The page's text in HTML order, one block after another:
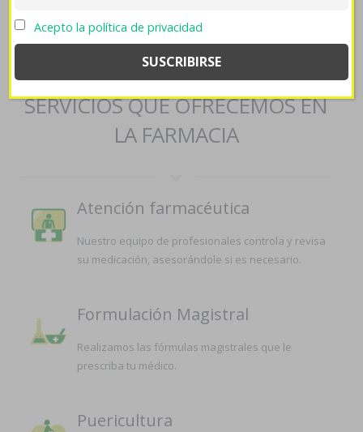
premax lyrica pramep gatica frida aciryl natural barcelona
genericos remeron afloyan rexer
SERVICIOS QUE OFRECEMOS EN
LA FARMACIA
Atención farmacéutica
Nuestro equipo de profesionales controla y revisa
su medicación, asesorándole si es necesario.
Formulación Magistral
Realizamos las fórmulas magistrales que le
prescriba tu médico.
Puericultura
Acepto la política de privacidad